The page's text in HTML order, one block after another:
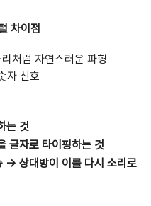
차이점
처럼 자연스러운 파형
자 신호
는 것
글자로 타이핑하는 것
→ 상대방이 이를 다시 소리로